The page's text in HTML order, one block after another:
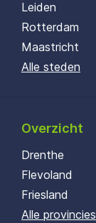
Leiden
Rotterdam
Maastricht
Alle steden
Overzicht
Drenthe
Flevoland
Friesland
Alle provincies